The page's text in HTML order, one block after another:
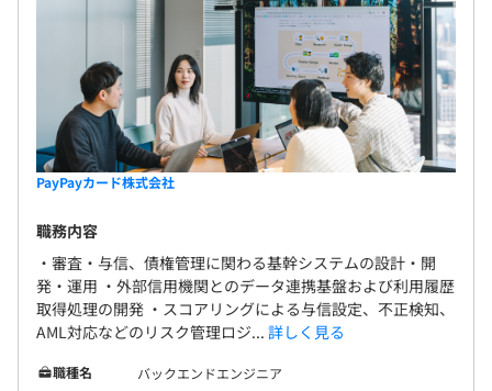
PayPayカード株式会社
職務内容
・審査・与信、債権管理に関わる基幹システムの設計・開
発・運用 ・外部信用機関とのデータ連携基盤および利用履歴
取得処理の開発 ・スコアリングによる与信設定、不正検知、
AML対応などのリスク管理ロジ... 詳しく見る
職種名
バックエンドエンジニア